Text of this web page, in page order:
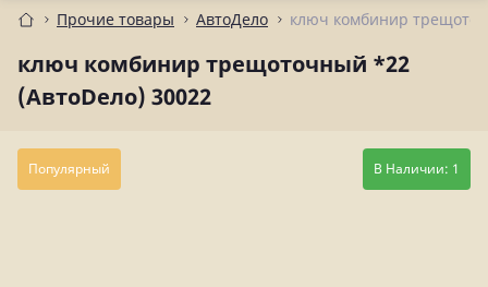
Прочие товары АвтоДело ключ комбинир
ключ комбинир трещоточный *22
(АвтоDело) 30022
Популярный В Наличии: 1